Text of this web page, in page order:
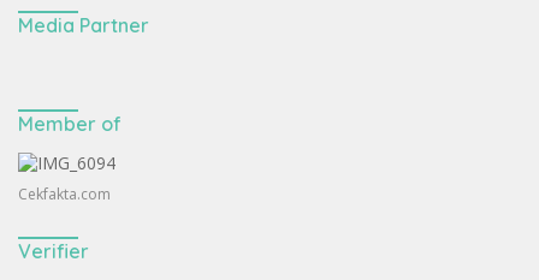
Media Partner
Member of
Cekfakta.com
Verifier